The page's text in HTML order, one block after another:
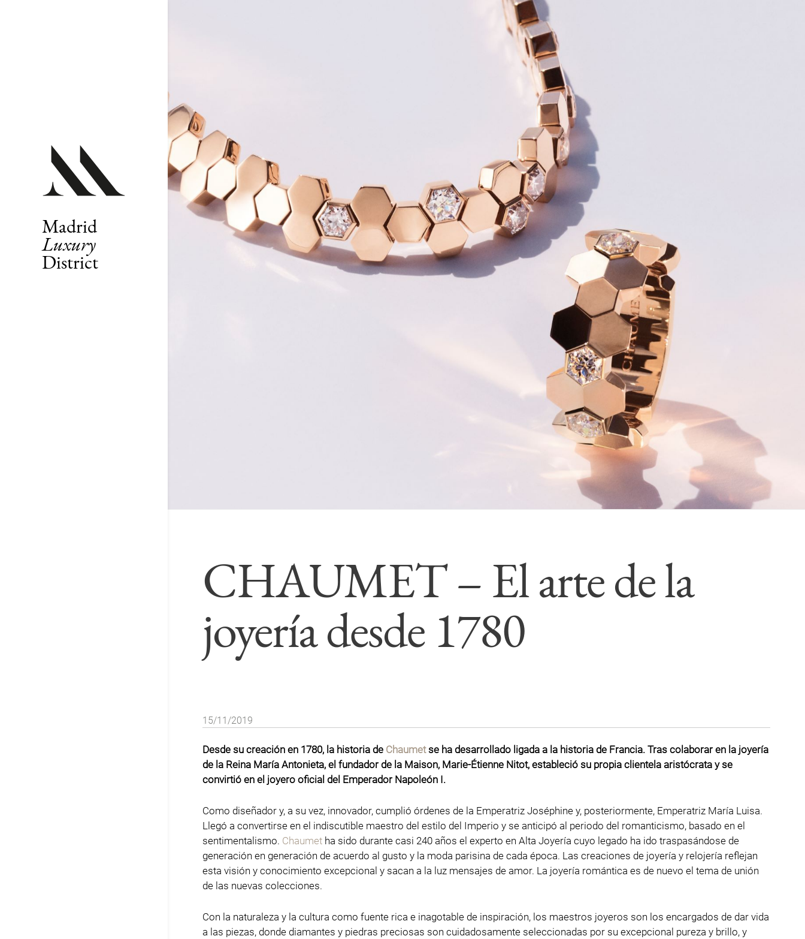
Madrid
Luxury
District
CHAUMET – El arte de la
joyería desde 1780
15/11/2019
Desde su creación en 1780, la historia de Chaumetse ha desarrollado ligada a la historia de Francia. Tras colaborar en la joyería
de la Reina María Antonieta, el fundador de la Maison, Marie-Étienne Nitot, estableció su propia clientela aristócrata y se
convirtió en el joyero oficial del Emperador Napoleón I.
Como diseñador y, a su vez, innovador, cumplió órdenes de la Emperatriz Joséphine y, posteriormente, Emperatriz María Luisa.
Llegó a convertirse en el indiscutible maestro del estilo del Imperio y se anticipó al periodo del romanticismo, basado en el
sentimentalismo. Chaumetha sido durante casi 240 años el experto en Alta Joyería cuyo legado ha ido traspasándose de
generación en generación de acuerdo al gusto y la moda parisina de cada época. Las creaciones de joyería y relojería reflejan
esta visión y conocimiento excepcional y sacan a la luz mensajes de amor. La joyería romántica es de nuevo el tema de unión
de las nuevas colecciones.
Con la naturaleza y la cultura como fuente rica e inagotable de inspiración, los maestros joyeros son los encargados de dar vida
a las piezas, donde diamantes y piedras preciosas son cuidadosamente seleccionadas por su excepcional pureza y brillo, y